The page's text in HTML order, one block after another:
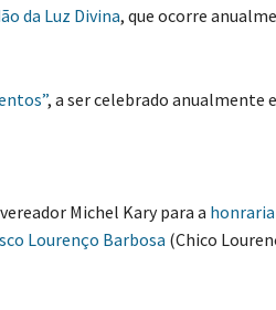
da Luz Divina, que ocorre
, a ser celebrado anualmente
Michel Kary para a honraria
Lourenço Barbosa (Chico